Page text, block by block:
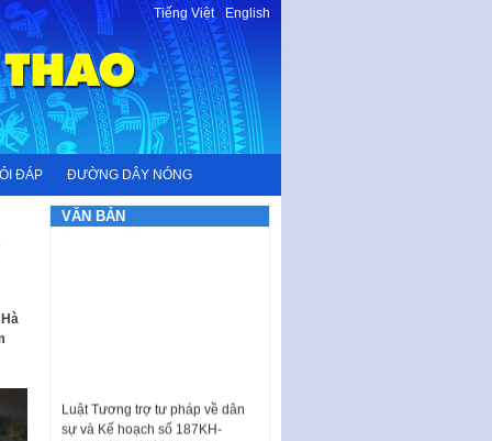
Tiếng Việt-English
ĐÁP ĐƯỜNG DÂY NÓNG
VĂN BẢN
UBND…